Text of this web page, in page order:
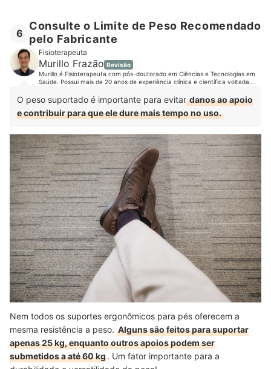
6
Consulte o Limite de Peso Recomendado
pelo Fabricante
Fisioterapeuta
Murillo Frazão Revisão
Murillo é Fisioterapeuta com pós-doutorado em Ciências e Tecnologias em
Saúde. Possui mais de 20 anos de experiência clínica e científica voltada
desenvolvimento de tecnologias para reabilitação. Já prestou assistência a
milhares de pacientes, tanto em nível ambulatorial quanto hospitalar.
O peso suportado é importante para evitardanos ao apoio
e contribuir para que ele dure mais tempo no uso.
Nem todos os suportes ergonômicos para pés oferecem a
mesma resistência a peso. Alguns são feitos para suportar
apenas 25 kg, enquanto outros apoios podem ser
submetidos a até 60 kg. Um fator importante para a